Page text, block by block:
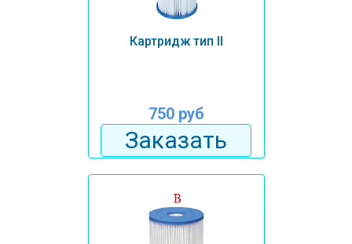
Картридж тип II
750 руб
Заказать